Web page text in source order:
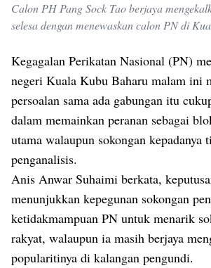
Calon PH Pang Sock Tao berjaya
selesa dengan menewaskan calon PN di
Kegagalan Perikatan Nasional (PN)
negeri Kuala Kubu Baharu malam ini
persoalan sama ada gabungan itu
dalam memainkan peranan sebagai
utama walaupun sokongan kepadanya
penganalisis.
Anis Anwar Suhaimi berkata,
menunjukkan kepegunan sokongan
ketidakmampuan PN untuk menarik
rakyat, walaupun ia masih berjaya
popularitinya di kalangan pengundi.